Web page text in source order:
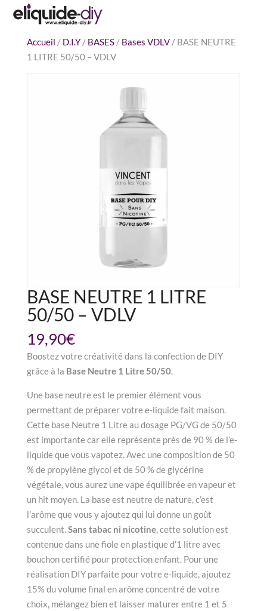
Accueil / D.I.Y/ BASES/ Bases VDLV/ BASE NEUTRE
1 LITRE 50/50 – VDLV
BASE NEUTRE 1 LITRE
50/50 – VDLV
19,90€
Boostez votre créativité dans la confection de DIY
grâce à la Base Neutre 1 Litre 50/50.
Une base neutre est le premier élément vous
permettant de préparer votre e-liquide fait maison.
Cette base Neutre 1 Litre au dosage PG/VG de 50/50
est importante car elle représente près de 90 % de l’e-
liquide que vous vapotez. Avec une composition de 50
% de propylène glycol et de 50 % de glycérine
végétale, vous aurez une vape équilibrée en vapeur et
un hit moyen. La base est neutre de nature, c’est
l’arôme que vous y ajoutez qui lui donne un goût
succulent.Sans tabac ni nicotine, cette solution est
contenue dans une fiole en plastique d’1 litre avec
bouchon certifié pour protection enfant. Pour une
réalisation DIY parfaite pour votre e-liquide, ajoutez
15% du volume final en arôme concentré de votre
choix, mélangez bien et laisser maturer entre 1 et 5